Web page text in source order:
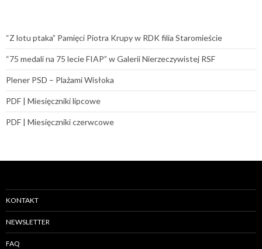
“Z lotu ptaka” Pamięci Piotra Krupy w RDK filia Staromieście
“75 medali na 75 lecie FIAP” w Galerii Nierzeczywistej RSF
Plener PSD – Plażami Wisłoka
PDF | Miesięczniki lipcowe
PDF | Miesięczniki czerwcowe
KONTAKT
NEWSLETTER
FAQ